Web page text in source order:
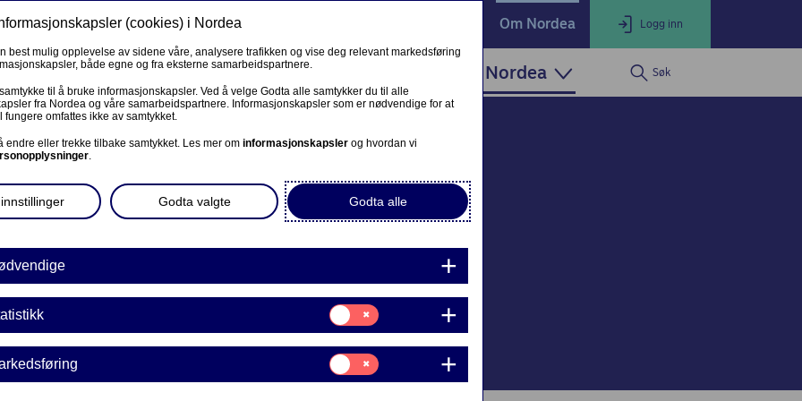
Privat Om Nordea Logg inn
LOGG INN
Endre eller fullfør private lånesøknader
BEDRIFT
Corporate Netbank
AutoFX Hedging
Bedriftens dokumenter
Våre sider -kundeinformasjon
VPS Investortjenester
VPS Foretakstjenester
Om Nordea Søk
er EU-direktivet som
(cookies) i Nordea
best mulig opplevelse av sidene våre, analysere trafikken og vise deg relevant markedsføring
både egne og fra eksterne samarbeidspartnere.
til å bruke informasjonskapsler. Ved å velge Godta alle samtykker du til alle
fra Nordea og våre samarbeidspartnere. Informasjonskapsler som er nødvendige for at
fungere omfattes ikke av samtykket.
endre eller trekke tilbake samtykket. Les mer om informasjonskapsler og hvordan vi
.
Godta alle
Godta valgte
Samtykke
til:
Statistikk
Samtykke
til:
Markedsføring